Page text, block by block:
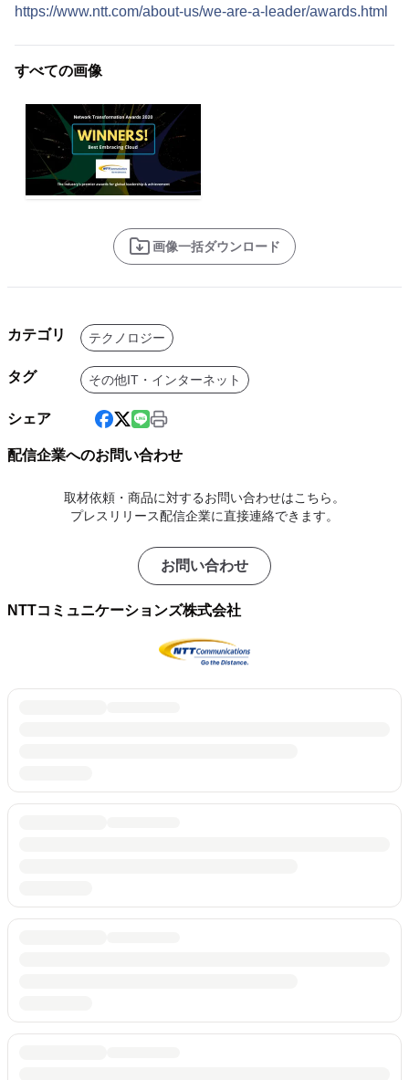
https://www.ntt.com/about-us/we-are-a-leader/awards.html
すべての画像
画像一括ダウンロード
カテゴリ テクノロジー
タグ その他IT・インターネット
シェア
配信企業へのお問い合わせ
取材依頼・商品に対するお問い合わせはこちら。
プレスリリース配信企業に直接連絡できます。
お問い合わせ
NTTコミュニケーションズ株式会社